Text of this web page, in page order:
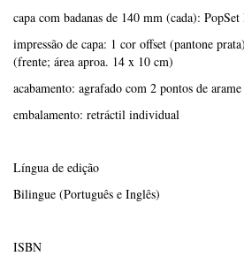
capa com badanas de 140 mm (cada):
impressão de capa: 1 cor offset (pantone
(frente; área aproa. 14 x 10 cm)
acabamento: agrafado com 2 pontos de
embalamento: retráctil individual
Língua de edição
Bilingue (Português e Inglês)
ISBN